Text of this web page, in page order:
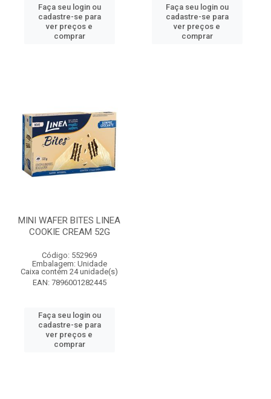
Faça seu login ou
cadastre-se para
ver preços e
comprar
Faça seu login ou
cadastre-se para
ver preços e
comprar
MINI WAFER BITES LINEA
COOKIE CREAM 52G
Código: 552969
Embalagem: Unidade
Caixa contém 24 unidade(s)
EAN: 7896001282445
Faça seu login ou
cadastre-se para
ver preços e
comprar